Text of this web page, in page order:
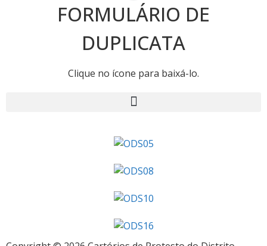
FORMULÁRIO DE
DUPLICATA
Clique no ícone para baixá-lo.